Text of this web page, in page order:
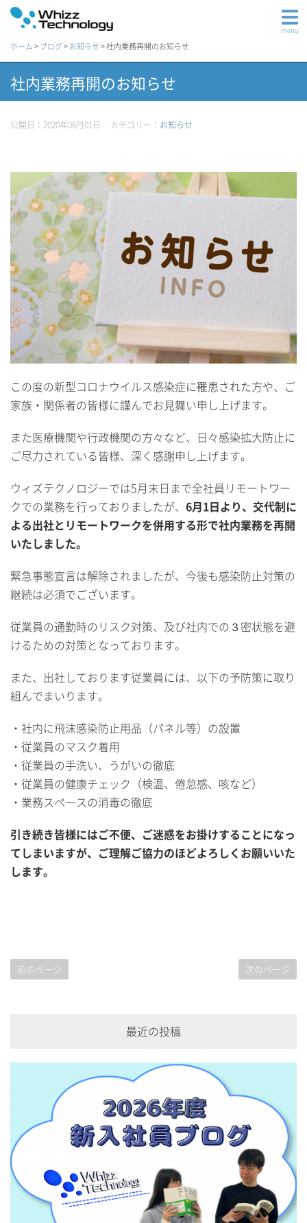
menu
ホーム>ブログ>お知らせ>社内業務再開のお知らせ
社内業務再開のお知らせ
公開日：2020年06月01日 カテゴリー： お知らせ
この度の新型コロナウイルス感染症に罹患された方や、ご
家族・関係者の皆様に謹んでお見舞い申し上げます。
また医療機関や行政機関の方々など、日々感染拡大防止に
ご尽力されている皆様、深く感謝申し上げます。
ウィズテクノロジーでは5月末日まで全社員リモートワー
クでの業務を行っておりましたが、 6月1日より、交代制に
よる出社とリモートワークを併用する形で社内業務を再開
いたしました。
緊急事態宣言は解除されましたが、今後も感染防止対策の
継続は必須でございます。
従業員の通勤時のリスク対策、及び社内での３密状態を避
けるための対策となっております。
また、出社しております従業員には、以下の予防策に取り
組んでまいります。
・社内に飛沫感染防止用品（パネル等）の設置
・従業員のマスク着用
・従業員の手洗い、うがいの徹底
・従業員の健康チェック（検温、倦怠感、咳など）
・業務スペースの消毒の徹底
引き続き皆様にはご不便、ご迷惑をお掛けすることになっ
てしまいますが、ご理解ご協力のほどよろしくお願いいた
します。
前のページ 次のページ
最近の投稿